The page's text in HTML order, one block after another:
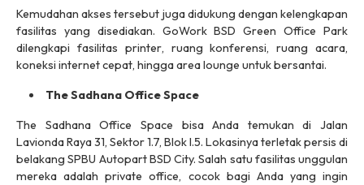
Kemudahan akses tersebut juga didukung dengan kelengkapan
fasilitas yang disediakan. GoWork BSD Green Office Park
dilengkapi fasilitas printer, ruang konferensi, ruang acara,
koneksi internet cepat, hingga arealounge untuk bersantai.
The Sadhana Office Space
The Sadhana Office Space bisa Anda temukan di Jalan
Lavionda Raya 31, Sektor 1.7, Blok I.5. Lokasinya terletak persis di
belakang SPBU Autopart BSD City. Salah satu fasilitas unggulan
mereka adalahprivate office, cocok bagi Anda yang ingin